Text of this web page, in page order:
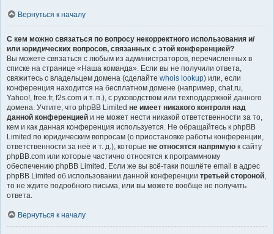
Вернуться к началу
С кем можно связаться по вопросу некорректного использования и/
или юридических вопросов, связанных с этой конференцией?
Вы можете связаться с любым из администраторов, перечисленных в
списке на странице «Наша команда». Если вы не получили ответа,
свяжитесь с владельцем домена (сделайте whois lookup) или, если
конференция находится на бесплатном домене (например, chat.ru,
Yahoo!, free.fr, f2s.com и т. п.), с руководством или техподдержкой данного
домена. Учтите, что phpBB Limited не имеет никакого контроля над
данной конференцией и не может нести никакой ответственности за то,
кем и как данная конференция используется. Не обращайтесь к phpBB
Limited по юридическим вопросам (о приостановке работы конференции,
ответственности за неё и т. д.), которые не относятся напрямую к сайту
phpBB.com или которые частично относятся к программному
обеспечению phpBB Limited. Если же вы всё-таки пошлёте email в адрес
phpBB Limited об использовании данной конференции третьей стороной
то не ждите подробного письма, или вы можете вообще не получить
ответа.
Вернуться к началу